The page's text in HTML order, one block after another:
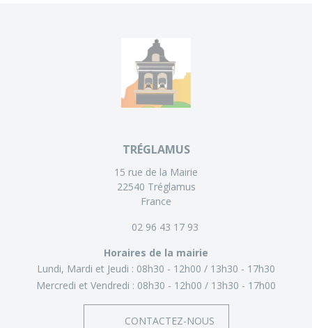
TRÉGLAMUS
15 rue de la Mairie
22540 Tréglamus
France
02 96 43 17 93
Horaires de la mairie
Lundi, Mardi et Jeudi : 08h30 - 12h00
13h30 - 17h30
Mercredi et Vendredi : 08h30 - 12h00 13h30 - 17h00
CONTACTEZ-NOUS